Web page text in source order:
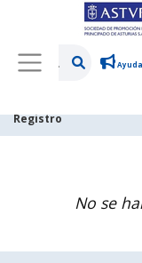
Registro
No se